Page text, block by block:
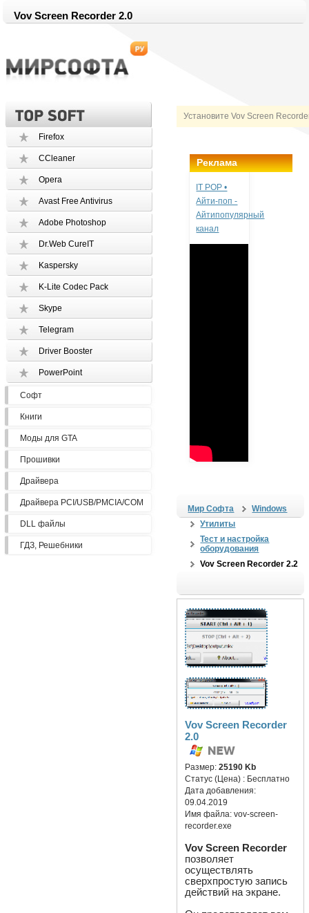
Vov Screen Recorder 2.0
Установите Vov Screen
Firefox
CCleaner
Opera
Avast Free Antivirus
Adobe Photoshop
Dr.Web CureIT
Kaspersky
K-Lite Codec Pack
Skype
Telegram
Driver Booster
PowerPoint
Софт
Книги
Моды для GTA
Прошивки
Драйвера
Драйвера PCI/USB/PMCIA/COM
DLL файлы
ГДЗ, Решебники
Реклама
IT POP •
Айти-поп -
Айтипопулярный
канал
Мир Софта
Windows
Утилиты
Тест и настройка
оборудования
Vov Screen Recorder 2.2
Vov Screen Recorder
2.0
Размер:25190 Kb
Статус (Цена) : Бесплатно
Дата добавления:
09.04.2019
Имя файла:vov-screen-
recorder.exe
Vov Screen Recorder
позволяет
осуществлять
сверхпростую запись
действий на экране.